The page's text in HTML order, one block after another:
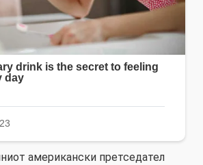
американски претседател